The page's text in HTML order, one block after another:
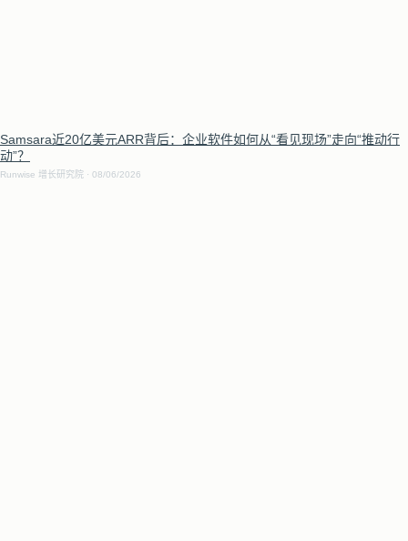
Samsara近20亿美元ARR背后：企业软件如何从“看见现场”走向“推动行
动”？
Runwise 增长研究院 08/06/2026